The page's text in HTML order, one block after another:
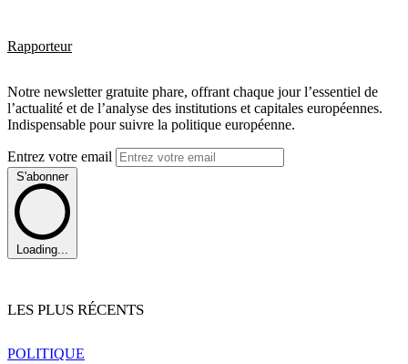
Rapporteur
Notre newsletter gratuite phare, offrant chaque jour l’essentiel de
l’actualité et de l’analyse des institutions et capitales européennes.
Indispensable pour suivre la politique européenne.
Entrez votre email
S'abonner
Loading...
LES PLUS RÉCENTS
POLITIQUE